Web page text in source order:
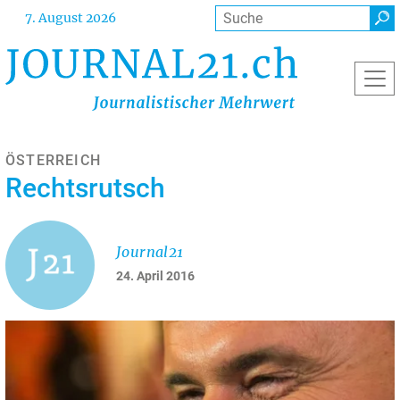
Direkt
Inhalt
7. August 2026 Suche
ÖSTERREICH
Rechtsrutsch
24. April 2016
Journal21